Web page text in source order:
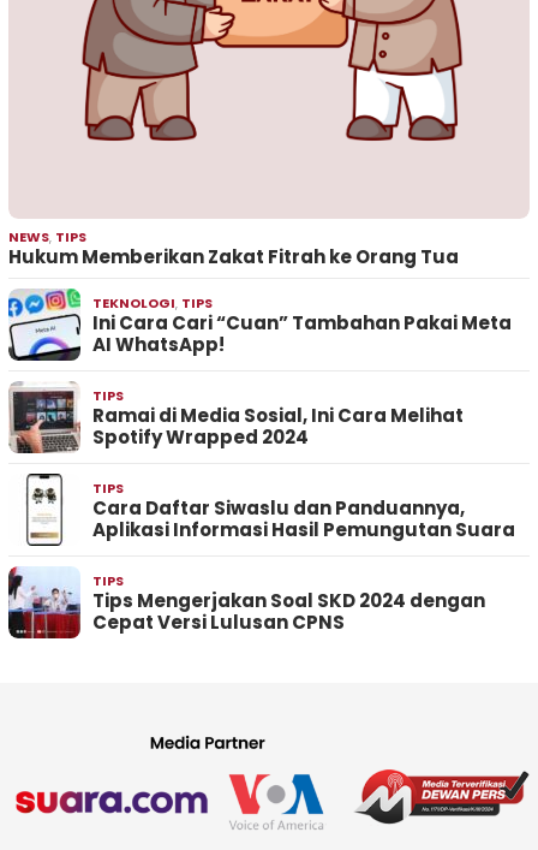
NEWS, TIPS
Hukum Memberikan Zakat Fitrah ke Orang Tua
TEKNOLOGI, TIPS
Ini Cara Cari “Cuan” Tambahan Pakai Meta
AI WhatsApp!
TIPS
Ramai di Media Sosial, Ini Cara Melihat
Spotify Wrapped 2024
TIPS
Cara Daftar Siwaslu dan Panduannya,
Aplikasi Informasi Hasil Pemungutan Suara
TIPS
Tips Mengerjakan Soal SKD 2024 dengan
Cepat Versi Lulusan CPNS